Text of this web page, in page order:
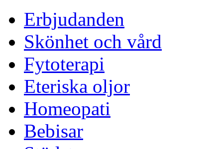
Erbjudanden
Skönhet och vård
Fytoterapi
Eteriska oljor
Homeopati
Bebisar